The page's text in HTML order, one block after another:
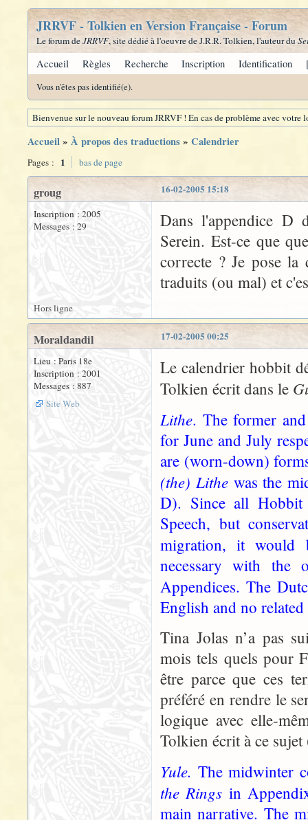
JRRVF - Tolkien en Version Française - Forum
Le forum deJRRVF, site dédié à l'oeuvre de J.R.R. Tolkien, l'auteur du
Accueil Règles Recherche Inscription Identification
Vous n'êtes pas identifié(e).
Bienvenue sur le nouveau forum JRRVF ! En cas de problème avec
Accueil» À propos des traductions» Calendrier
Pages : 1 bas de page
16-02-2005 15:18
groug
Inscription : 2005
Messages : 29
Dans l'appendice D
Serein. Est-ce que
correcte ? Je pose la
traduits (ou mal) et
Hors ligne
17-02-2005 00:25
Moraldandil
Lieu : Paris 18e
Inscription : 2001
Messages : 887
Site Web
Le calendrier hobbit
Tolkien écrit dans le
Lithe. The former
for June and July
are (worn-down)
(the) Lithe was the
D). Since all Hobbit
Speech, but
migration, it
necessary with the
Appendices. The
English and no
Tina Jolas n’a pas
mois tels quels pour
être parce que ces
préféré en rendre le
logique avec elle-
Tolkien écrit à ce
Yule. The midwinter
the Rings in
main narrative. The